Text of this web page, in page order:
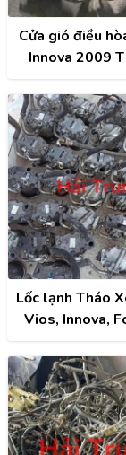
Cửa gió điều
Innova 2009
Lốc lạnh Tháo
Vios, Innova,